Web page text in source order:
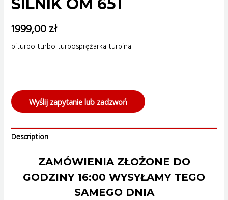
SILNIK OM 651
1999,00zł
biturbo turbo turbosprężarka turbina
Wyślij zapytanie lub zadzwoń
Description
ZAMÓWIENIA ZŁOŻONE DO
GODZINY 16:00 WYSYŁAMY TEGO
SAMEGO DNIA